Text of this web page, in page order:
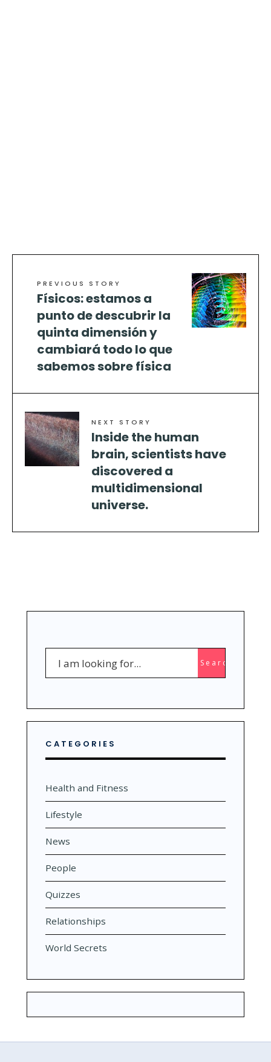
PREVIOUS STORY
Físicos: estamos a
punto de descubrir la
quinta dimensión y
cambiará todo lo que
sabemos sobre física
NEXT STORY
Inside the human
brain, scientists have
discovered a
multidimensional
universe.
Search
CATEGORIES
Health and Fitness
Lifestyle
News
People
Quizzes
Relationships
World Secrets